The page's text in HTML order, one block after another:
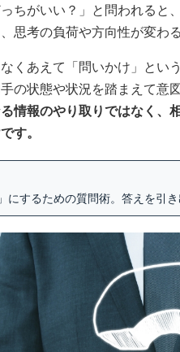
ちがいい？」と問われると
思考の負荷や方向性が変わる
くあえて「問いかけ」とい
の状態や状況を踏まえて意
情報のやり取りではなく、
す。
にするための質問術。答えを引